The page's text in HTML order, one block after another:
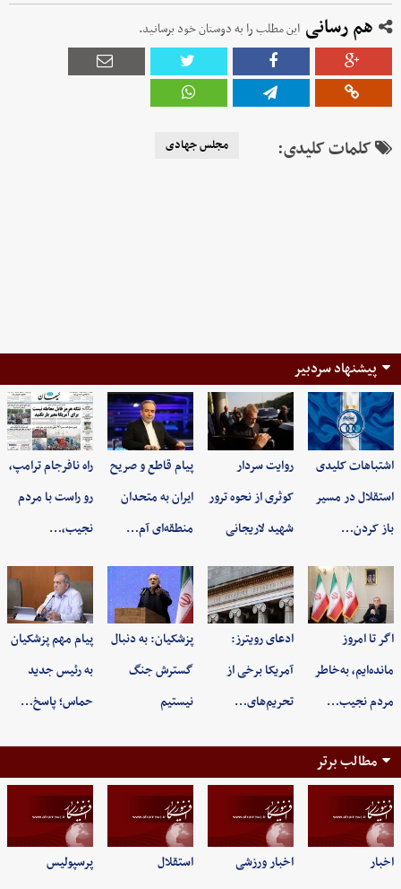
هم رسانی این مطلب را به دوستان خود برسانید.
کلمات کلیدی: مجلس جهادی
پیشنهاد سردبیر
اشتباهات کلیدی
استقلال در مسیر
باز کردن…
روایت سردار
کوثری از نحوه ترور
شهید لاریجانی
پیام قاطع و صریح
ایران به متحدان
منطقه‌ای آم…
راه نافرجام ترامپ،
رو راست با مردم
نجیب،…
اگر تا امروز
مانده‌ایم، به‌خاطر
مردم نجیب…
ادعای رویترز:
آمریکا برخی از
تحریم‌های…
پزشکیان: به‌ دنبال
گسترش جنگ
نیستیم
پیام مهم پزشکیان
به رئیس جدید
حماس؛ پاسخ…
مطالب برتر
اخبار اخبار ورزشی استقلال پرسپولیس